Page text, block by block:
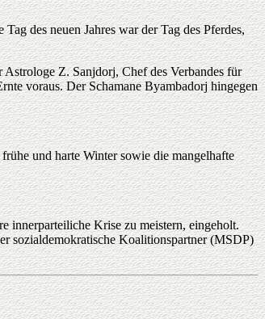
des neuen Jahres war der Tag des Pferdes,
Z. Sanjdorj, Chef des Verbandes für
voraus. Der Schamane Byambadorj hingegen
und harte Winter sowie die mangelhafte
innerparteiliche Krise zu meistern, eingeholt.
sozialdemokratische Koalitionspartner (MSDP)